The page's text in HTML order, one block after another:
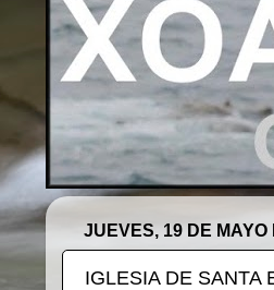
JUEVES, 19 DE MAYO
IGLESIA DE SANTA